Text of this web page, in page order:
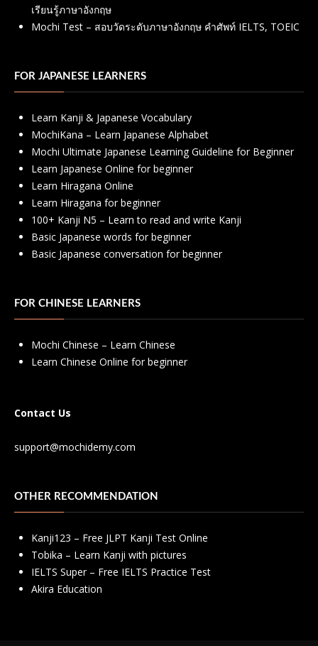
เรียนรู้ภาษาอังกฤษ
Mochi Test – สอบวัดระดับภาษาอังกฤษ คำศัพท์ IELTS, TOEIC
FOR JAPANESE LEARNERS
Learn Kanji & Japanese Vocabulary
MochiKana – Learn Japanese Alphabet
Mochi Ultimate Japanese Learning Guideline for Beginner
Learn Japanese Online for beginner
Learn Hiragana Online
Learn Hiragana for beginner
100+ Kanji N5 – Learn to read and write Kanji
Basic Japanese words for beginner
Basic Japanese conversation for beginner
FOR CHINESE LEARNERS
Mochi Chinese – Learn Chinese
Learn Chinese Online for beginner
Contact Us
support@mochidemy.com
OTHER RECOMMENDATION
Kanji123 – Free JLPT Kanji Test Online
Tobika – Learn Kanji with pictures
IELTS Super – Free IELTS Practice Test
Akira Education